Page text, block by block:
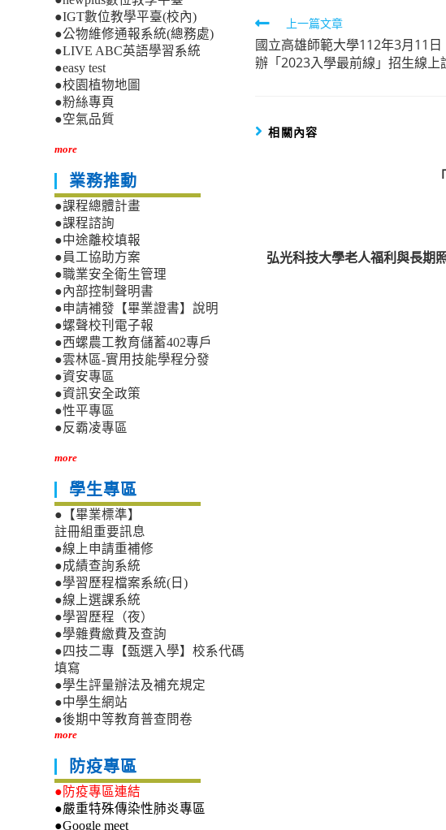
Read
more
articles
上一篇文章
國立高雄師範大學112年3月11
辦「2023入學最前線」招生線上
相關內容
弘光科技大學老人福利與長期
●IGT數位教學平臺(校內)
●公物維修通報系統(總務處)
●LIVE ABC英語學習系統
●easy test
●校園植物地圖
●粉絲專頁
●空氣品質
more
業務推動
●課程總體計畫
●課程諮詢
●中途離校填報
●員工協助方案
●職業安全衛生管理
●內部控制聲明書
●申請補發【畢業證書】說明
●螺聲校刊電子報
●西螺農工教育儲蓄402專戶
●雲林區-實用技能學程分發
●資安專區
●資訊安全政策
●性平專區
●反霸凌專區
more
學生專區
●【畢業標準】
註冊組重要訊息
●線上申請重補修
●成績查詢系統
●學習歷程檔案系統(日)
●線上選課系統
●學習歷程（夜）
●學雜費繳費及查詢
●四技二專【甄選入學】校系代碼
填寫
●學生評量辦法及補充規定
●中學生網站
●後期中等教育普查問卷
more
防疫專區
●防疫專區連結
●嚴重特殊傳染性肺炎專區
●Google meet